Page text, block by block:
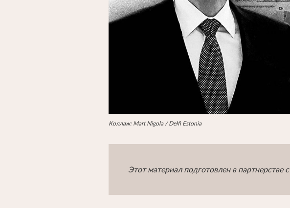
Коллаж: Mart Nigola / Delfi Estonia
Этот материал подготовлен в партнерстве с